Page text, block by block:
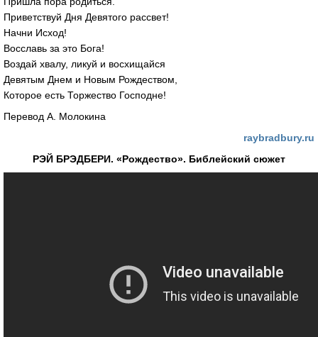
Приветствуй Дня Девятого рассвет!
Начни Исход!
Восславь за это Бога!
Воздай хвалу, ликуй и восхищайся
Девятым Днем и Новым Рождеством,
Которое есть Торжество Господне!
Перевод А. Молокина
raybradbury.ru
РЭЙ БРЭДБЕРИ. «Рождество». Библейский сюжет